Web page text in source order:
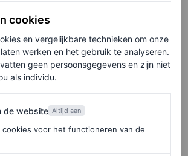
bordeauxrode look, gebaseerd op het
zootpak, vol subtiele verwijzingen die
of historisch modekenner zullen
aan veren, kant en een overvloed aan
samengebracht in één krachtige look.
haar cape zijn met draad de woorden
cookies
en vergelijkbare technieken om onze
werken en het gebruik te analyseren.
geen persoonsgegevens en zijn niet
als individu.
website
de website Altijd aan
cookies voor het functioneren van de